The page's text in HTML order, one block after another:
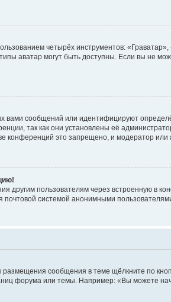
четырёх инструментов:
аватар могут быть доступны. Если вы не
сообщений или идентифицируют
так как они установлены её
конференций это запрещено, и модератор или
другим пользователям через встроенную в
почтовой системой анонимными
сообщения в теме щёлкните по
форума или темы. Например: «Вы можете